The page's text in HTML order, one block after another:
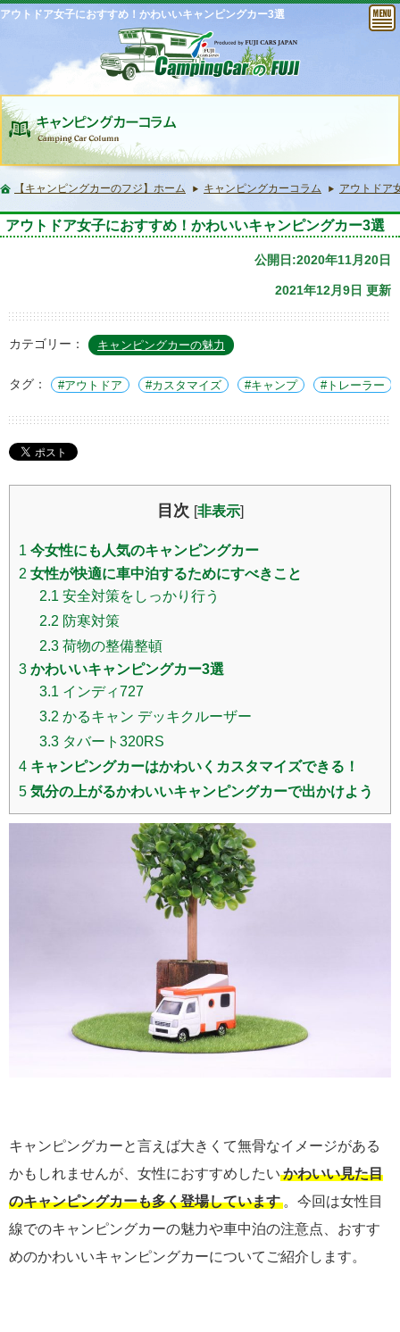
アウトドア女子におすすめ！かわいいキャンピングカー3選
【キャンピングカーのフジ】ホーム キャンピングカーコラム アウトドア
アウトドア女子におすすめ！かわいいキャンピングカー3選
公開日:2020年11月20日
2021年12月9日 更新
カテゴリー： キャンピングカーの魅力
タグ： アウトドア カスタマイズ キャンプ トレーラー
目次 [非表示]
1 今女性にも人気のキャンピングカー
2 女性が快適に車中泊するためにすべきこと
2.1 安全対策をしっかり行う
2.2 防寒対策
2.3 荷物の整備整頓
3 かわいいキャンピングカー3選
3.1 インディ727
3.2 かるキャン デッキクルーザー
3.3 タバート320RS
4 キャンピングカーはかわいくカスタマイズできる！
5 気分の上がるかわいいキャンピングカーで出かけよう
キャンピングカーと言えば大きくて無骨なイメージがある
かもしれませんが、女性におすすめしたい かわいい見た目
のキャンピングカーも多く登場しています 。今回は女性目
線でのキャンピングカーの魅力や車中泊の注意点、おすす
めのかわいいキャンピングカーについてご紹介します。